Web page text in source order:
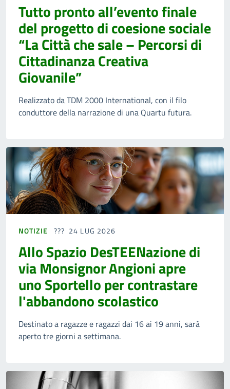
Tutto pronto all’evento finale
del progetto di coesione sociale
“La Città che sale – Percorsi di
Cittadinanza Creativa
Giovanile”
Realizzato da TDM 2000 International, con il filo
conduttore della narrazione di una Quartu futura.
NOTIZIE 24 LUG 2026
Allo Spazio DesTEENazione di
via Monsignor Angioni apre
uno Sportello per contrastare
l'abbandono scolastico
Destinato a ragazze e ragazzi dai 16 ai 19 anni, sarà
aperto tre giorni a settimana.